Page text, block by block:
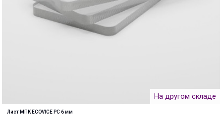
На другом складе
Лист МПК ECOVICE PC 6 мм